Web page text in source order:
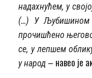
надахнућем, у
(…) У Љубишином
прочишћено
се, у лепшем
у народ – навео је